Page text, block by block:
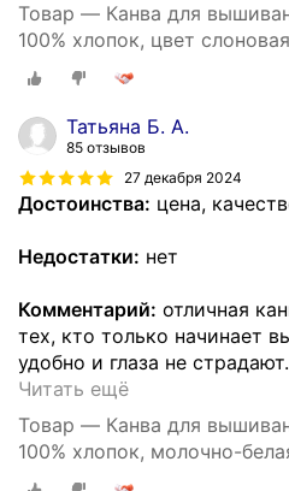
Товар — Канва для
100% хлопок, цвет
Schulertuch
Татьяна Б. А.
85 отзывов
27 декабря 2024
Достоинства: цена,
Недостатки: нет
Комментарий: отличная
тех, кто только начинает
удобно и глаза не
Читать ещё
Товар — Канва для
100% хлопок, молочно-
Schulertuch